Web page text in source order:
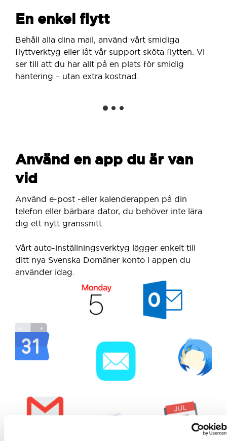
En enkel flytt
Behåll alla dina mail, använd vårt smidiga
flyttverktyg eller låt vår support sköta flytten. Vi
ser till att du har allt på en plats för smidig
hantering – utan extra kostnad.
Använd en app du är van
vid
Använd e-post -eller kalenderappen på din
telefon eller bärbara dator, du behöver inte lära
dig ett nytt gränssnitt.
Vårt auto-inställningsverktyg lägger enkelt till
ditt nya Svenska Domäner konto i appen du
använder idag.